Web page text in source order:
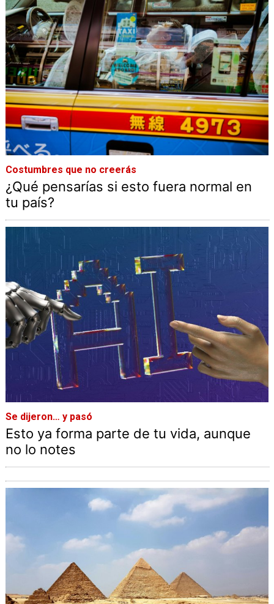
Costumbres que no creerás
¿Qué pensarías si esto fuera normal en
tu país?
Se dijeron… y pasó
Esto ya forma parte de tu vida, aunque
no lo notes